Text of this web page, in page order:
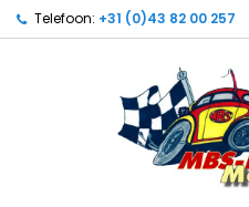
Telefoon: +31 (0)43 82 00 257